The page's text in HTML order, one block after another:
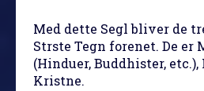
Med dette Segl bliver de
Strste Tegn forenet. De er
(Hinduer, Buddhister, etc.),
Kristne.